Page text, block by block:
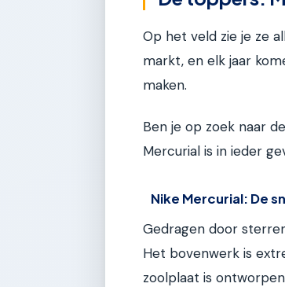
Op het veld zie je ze
markt, en elk jaar
maken.
Ben je op zoek naar de
Mercurial is in ieder
Nike Mercurial: De
Gedragen door
Het bovenwerk is
zoolplaat is